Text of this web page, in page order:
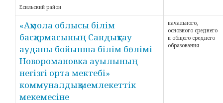
Есильский район
«Ақмола облысы білім
басқармасының Сандықтау
ауданы бойынша білім бөлімі
Новоромановка ауылының
негізгі орта мектебі»
коммуналдық мемлекеттік
мекемесіне
начального,
основного среднего
и общего среднего
образования